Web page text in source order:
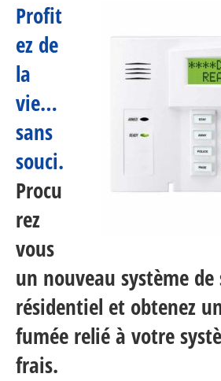
Profit
ez de
la
vie…
sans
souci.
Procu
rez
vous
un nouveau système
résidentiel et obtenez
fumée relié à votre
frais.